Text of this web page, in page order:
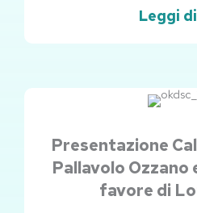
Leggi
Presentazione
Pallavolo Ozzano
favore di